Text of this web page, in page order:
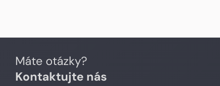
Máte otázky?
Kontaktujte nás